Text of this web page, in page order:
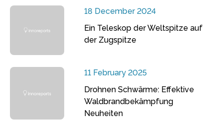
18 December 2024
Ein Teleskop der Weltspitze auf
der Zugspitze
11 February 2025
Drohnen Schwärme: Effektive
Waldbrandbekämpfung
Neuheiten